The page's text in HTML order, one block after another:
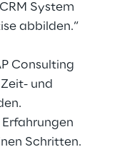
System
abbilden.“
Consulting
und
Schritten.